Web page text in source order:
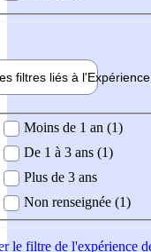
filtres liés à l'Expérience
demandée
Moins de 1 an (1)
De 1 à 3 ans (1)
Plus de 3 ans
Non renseignée (1)
le filtre de l'expérience